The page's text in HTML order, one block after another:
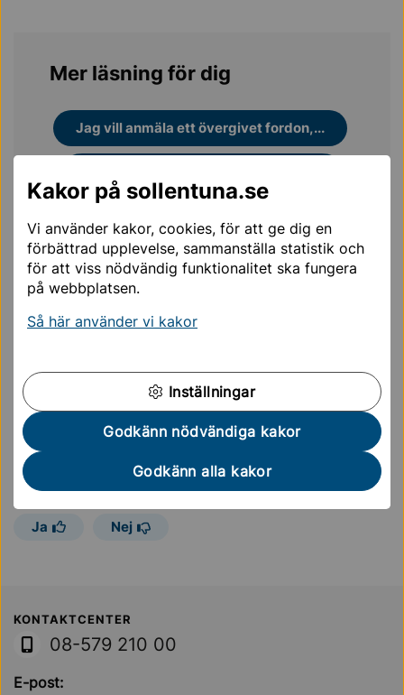
Kakor på sollentuna.se
Vi använder kakor, cookies, för att ge dig en
förbättrad upplevelse, sammanställa statistik och
för att viss nödvändig funktionalitet ska fungera
på webbplatsen.
Så här använder vi kakor
Inställningar
Godkänn nödvändiga kakor
Godkänn alla kakor
Mer läsning för dig
Jag vill anmäla ett övergivet fordon,...
kommunen,...
Hur får jag bort ett fordon som
parkerat...
Hur gör jag om jag vill anmäla ett
felparkerat...
Sidan uppdaterades
Hjälpte informationen på den här sidan dig?
Ja Nej
Sollentuna Kommun
KONTAKTCENTER
08-579 210 00
E-post: